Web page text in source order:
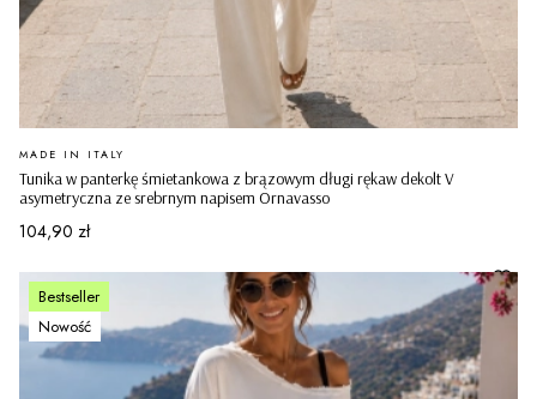
Tunika w panterkę śmietankowa z brązowym długi rękaw dekolt V
asymetryczna ze srebrnym napisem Ornavasso
PRODUCENT
MADE IN ITALY
Cena
104,90 zł
Bestseller
Nowość